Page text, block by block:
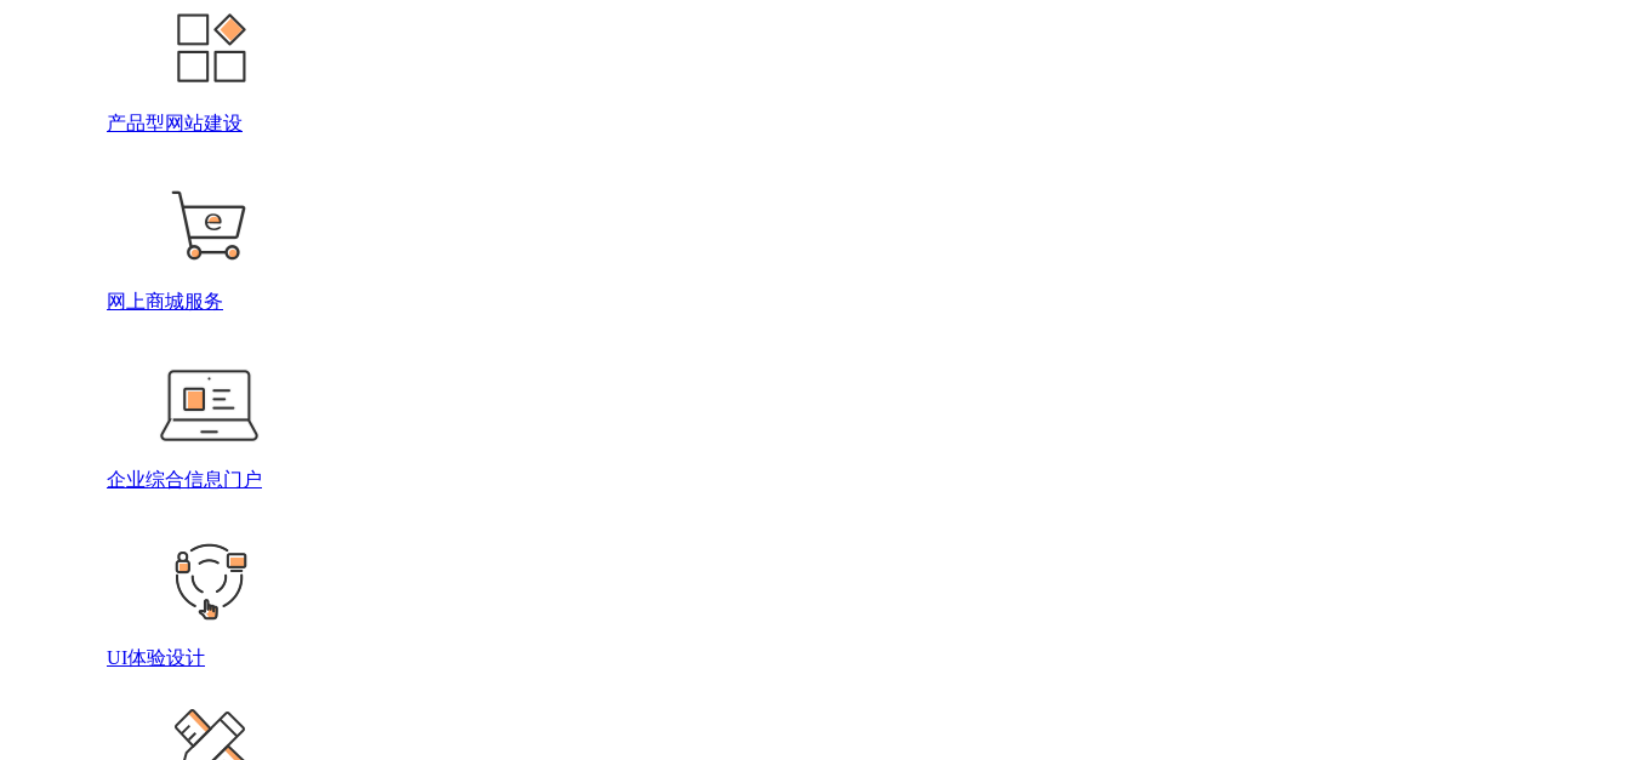
产品型网站建设
网上商城服务
企业综合信息门户
UI体验设计